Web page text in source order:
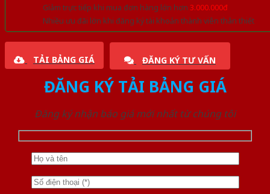
Giảm trực tiếp khi mua đơn hàng lớn hơn 3.000.000đ
Nhiều ưu đãi lớn khi đăng ký tài khoản thành viên thân thiết
TẢI BẢNG GIÁ ĐĂNG KÝ TƯ VẤN
ĐĂNG KÝ TẢI BẢNG GIÁ
Đăng ký nhận báo giá mới nhất từ chúng tôi